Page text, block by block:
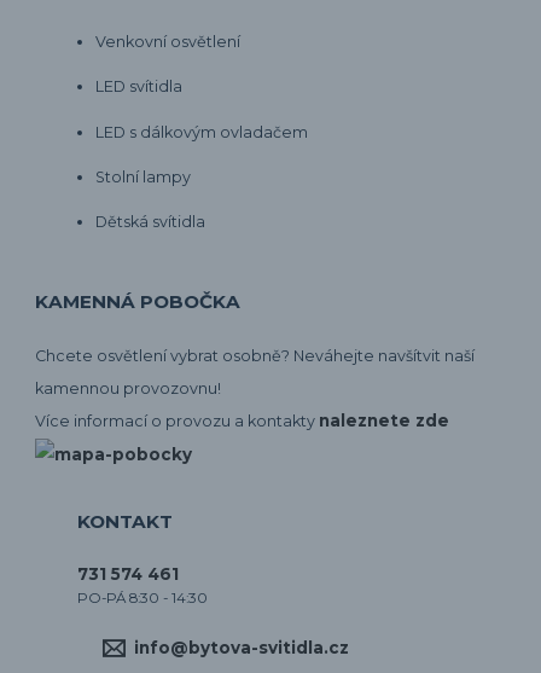
Venkovní osvětlení
LED svítidla
LED s dálkovým ovladačem
Stolní lampy
Dětská svítidla
KAMENNÁ POBOČKA
Chcete osvětlení vybrat osobně? Neváhejte navšítvit naší
kamennou provozovnu!
Více informací o provozu a kontakty naleznete zde
KONTAKT
731 574 461
PO-PÁ 8:30 - 14:30
info@bytova-svitidla.cz